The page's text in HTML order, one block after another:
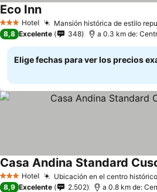
3 Estrellas
Hotel Mansión histórica de estilo
Eco Inn
8,8 Excelente 348 a 0.3 km de:
Elige fechas para ver los precios
3 Estrellas
Hotel Ubicación en el centro
Casa Andina Standard
8,9 Excelente 2.502 a 0.8 km de: